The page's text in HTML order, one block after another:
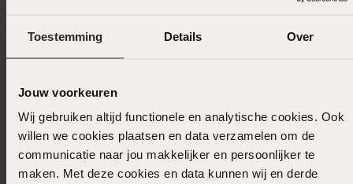
Toestemming Details Over
Jouw voorkeuren
Wij gebruiken altijd functionele en analytische cookies. Ook
willen we cookies plaatsen en data verzamelen om de
communicatie naar jou makkelijker en persoonlijker te
maken. Met deze cookies en data kunnen wij en derde
Ook leuk voor jou